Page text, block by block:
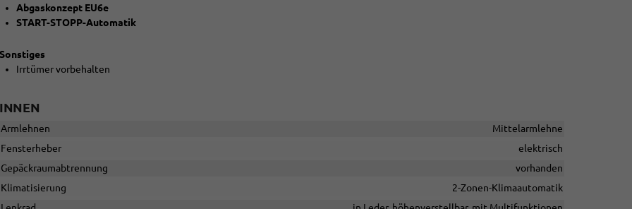
Abgaskonzept EU6e
START-STOPP-Automatik
Sonstiges
Irrtümer vorbehalten
INNEN
Armlehnen
Mittelarmlehne
Fensterheber
elektrisch
Gepäckraumabtrennung
vorhanden
Klimatisierung
2-Zonen-Klimaautomatik